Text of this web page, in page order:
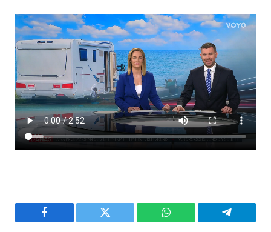
Facebook Twitter WhatsApp Telegram